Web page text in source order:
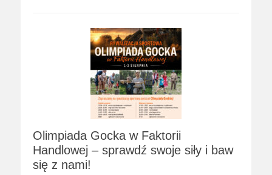
Olimpiada Gocka w Faktorii
Handlowej – sprawdź swoje siły i baw
się z nami!